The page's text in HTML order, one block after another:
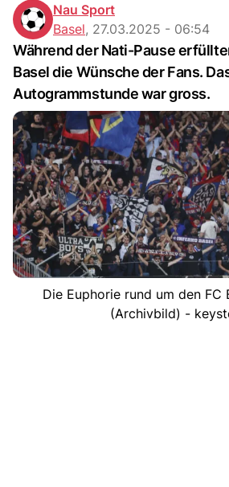
Nau Sport
Basel, 27.03.2025 - 06:54
Während der Nati-Pause
Basel die Wünsche der Fans.
Autogrammstunde war gross.
Die Euphorie rund um den FC
(Archivbild) -